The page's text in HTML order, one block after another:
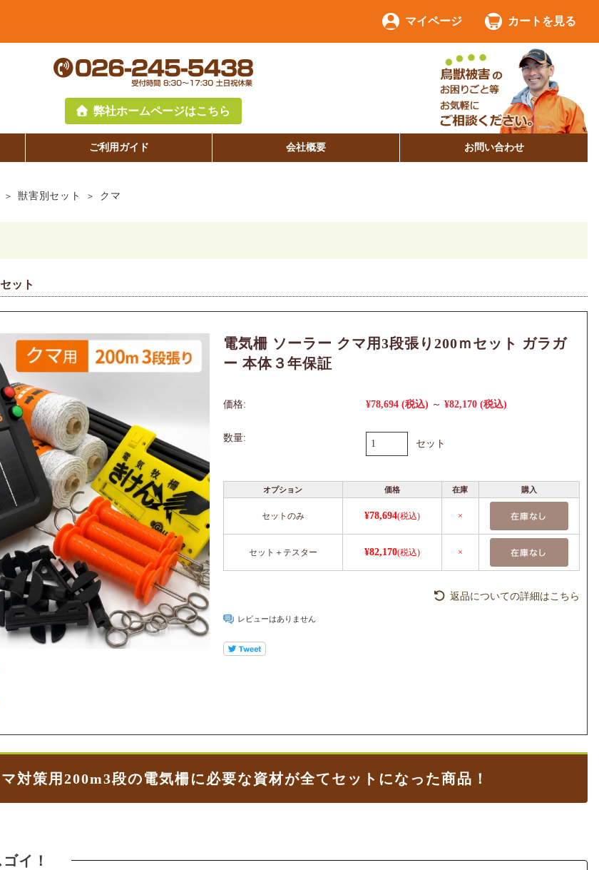
マイページ カートを見る
弊社ホームページはこちら
ご利用ガイド 会社概要 お問い合わせ
獣害別セット クマ
ット
電気柵 ソーラー クマ用3段張り200ｍセット ガラガ
ー 本体３年保証
価格: ¥78,694 (税込) ～ ¥82,170 (税込)
数量:
セット
オプション 価格 在庫 購入
セットのみ ¥78,694(税込) ×
セット＋テスター ¥82,170(税込) ×
返品についての詳細はこちら
レビューはありません
対策用200m3段の電気柵に必要な資材が全てセットになった商品！